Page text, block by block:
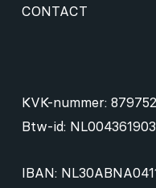
CONTACT
KVK-nummer:
Btw-id:
IBAN: